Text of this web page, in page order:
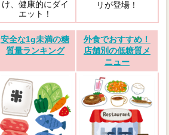
け、健康的にダイ
エット！
リが登場！
安全な1g未満の糖
質量ランキング
外食でおすすめ！
店舗別の低糖質メ
ニュー